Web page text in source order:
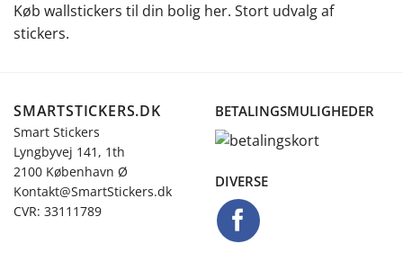
Køb wallstickers til din bolig her. Stort udvalg af
stickers.
SMARTSTICKERS.DK
Smart Stickers
Lyngbyvej 141, 1th
2100 København Ø
Kontakt@SmartStickers.dk
CVR: 33111789
BETALINGSMULIGHEDER
DIVERSE